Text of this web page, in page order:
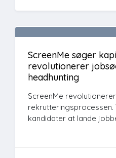
ScreenMe søger
revolutionerer
headhunting
ScreenMe revolutionerer
kandidater at lande